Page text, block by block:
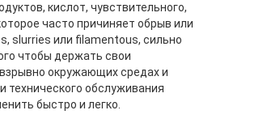
кислот, чувствительного,
часто причиняет обрыв или
slurries или filamentous, сильно
чтобы держать свои
окружающих средах и
технического обслуживания
быстро и легко.